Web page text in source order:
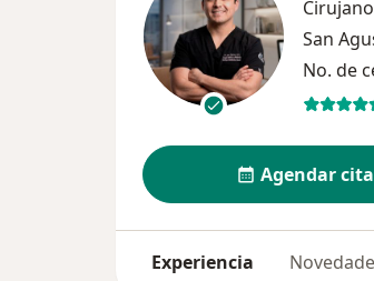
San
No. de
Agendar cita
Experiencia